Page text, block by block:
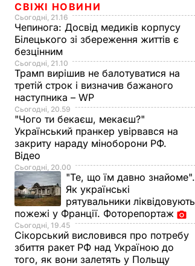
СВІЖІ НОВИНИ
Сьогодні, 21.16
Чепинога: Досвід медиків корпусу
Білецького зі збереження життів є
безцінним
Сьогодні, 21.10
Трамп вирішив не балотуватися на
третій строк і визначив бажаного
наступника – WP
Сьогодні, 20.59
"Чого ти бекаєш, мекаєш?"
Український пранкер увірвався на
закриту нараду міноборони РФ.
Відео
Сьогодні, 20.00
"Те, що їм давно знайоме".
Як українські
рятувальники ліквідовують
пожежі у Франції. Фоторепортаж
Сьогодні, 19.45
Сікорський висловився про потребу
збиття ракет РФ над Україною до
того, як вони залетять у Польщу